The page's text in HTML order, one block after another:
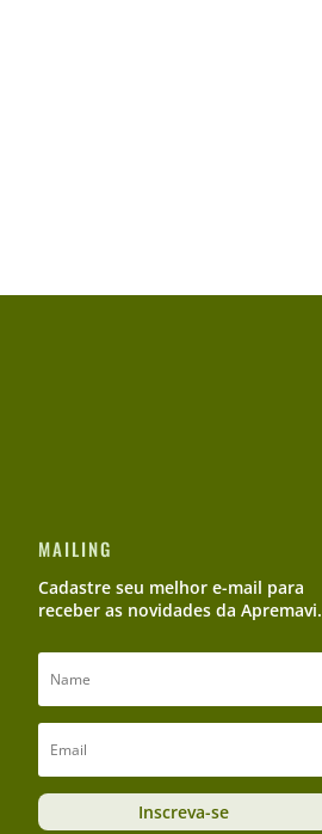
MAILING
Cadastre seu melhor e-mail para
receber as novidades da Apremavi.
Inscreva-se